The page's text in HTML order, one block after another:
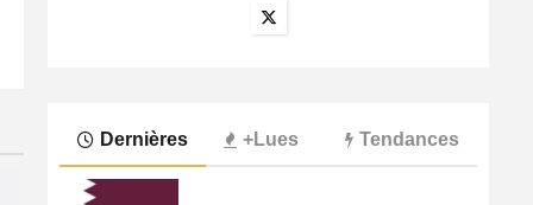
Le Hamas s’apprêterait à transférer ses activités du
Dernières +Lues Tendances